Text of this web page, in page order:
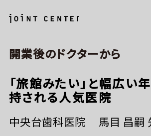
開業後のドクターから
「旅館みたい」と幅広い
持される人気医院
中央台歯科医院 馬目 昌嗣